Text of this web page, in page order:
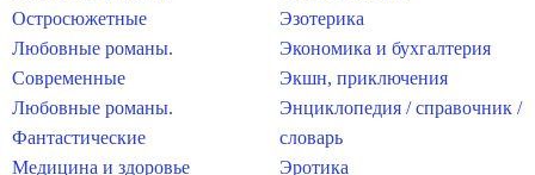
Остросюжетные
Любовные романы.
Современные
Любовные романы.
Фантастические
Медицина и здоровье
Эзотерика
Экономика и бухгалтерия
Экшн, приключения
Энциклопедия / справочник /
словарь
Эротика